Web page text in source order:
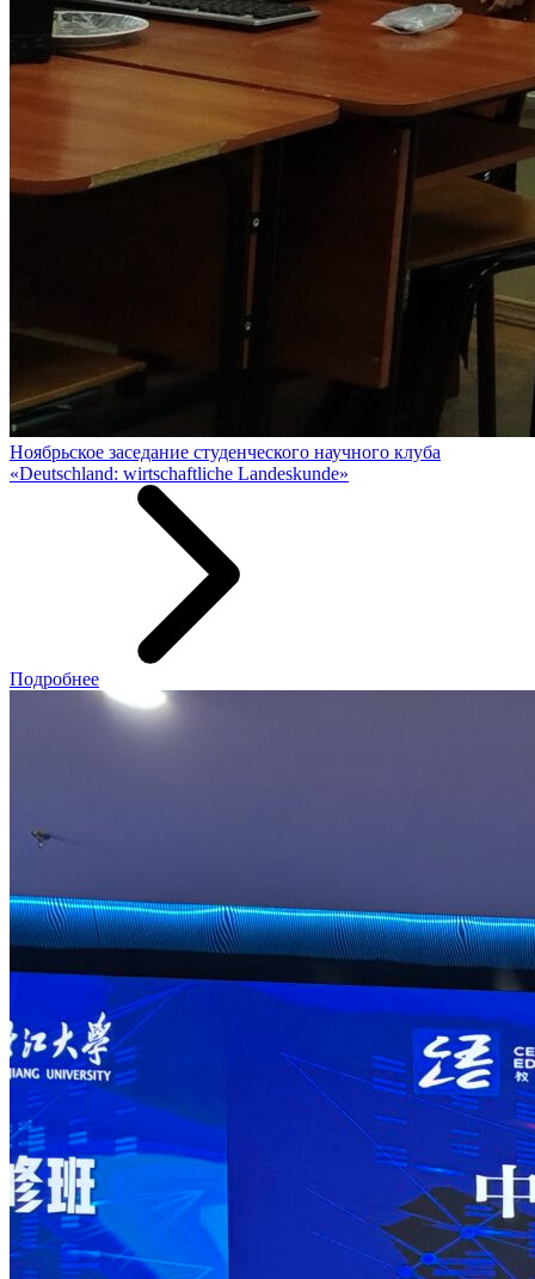
Ноябрьское заседание студенческого научного клуба
«Deutschland: wirtschaftliche Landeskunde»
Подробнее